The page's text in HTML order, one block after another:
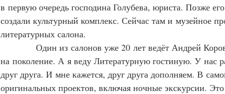
в первую очередь господина Голубева, юриста. Позже
создали культурный комплекс. Сейчас там и музейное
литературных салона.
Один из салонов уже 20 лет ведёт Андрей
на поколение. А я веду Литературную гостиную. У нас
друг друга. И мне кажется, друг друга дополняем. В
оригинальных проектов, включая ночные экскурсии.